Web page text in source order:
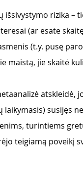
rizika –
(ar esate
(t.y. pusę
maistą, jie skaitė
laikymasis) susijęs
turintiems
teigiamą poveikį